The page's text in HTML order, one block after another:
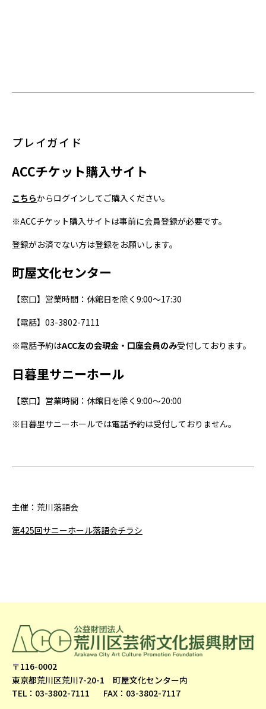
プレイガイド
ACCチケット購入サイト
こちらからログインしてご購入ください。
※ACCチケット購入サイトは事前に会員登録が必要です。
登録がお済でない方は登録をお願いします。
町屋文化センター
【窓口】営業時間：休館日を除く9:00～17:30
【電話】03-3802-7111
※電話予約はACC友の会現金・口座会員のみ受付しております。
日暮里サニーホール
【窓口】営業時間：休館日を除く9:00～20:00
※日暮里サニーホールでは電話予約は受付しておりません。
主催：荒川落語会
第425回サニーホール落語会チラシ
〒116-0002
東京都荒川区荒川7-20-1 町屋文化センター内
TEL：03-3802-7111
FAX：03-3802-7117